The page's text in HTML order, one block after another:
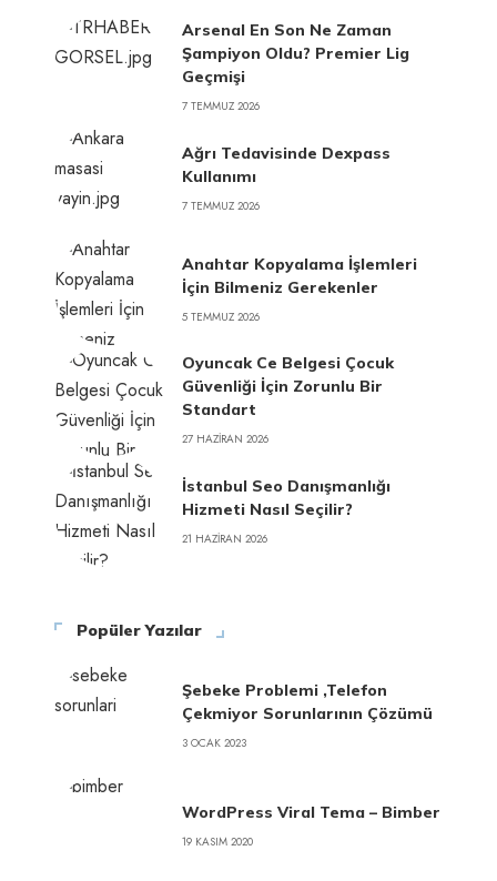
Arsenal En Son Ne Zaman
Şampiyon Oldu? Premier Lig
Geçmişi
7 TEMMUZ 2026
Ağrı Tedavisinde Dexpass
Kullanımı
7 TEMMUZ 2026
Anahtar Kopyalama İşlemleri
İçin Bilmeniz Gerekenler
5 TEMMUZ 2026
Oyuncak Ce Belgesi Çocuk
Güvenliği İçin Zorunlu Bir
Standart
27 HAZIRAN 2026
İstanbul Seo Danışmanlığı
Hizmeti Nasıl Seçilir?
21 HAZIRAN 2026
Popüler Yazılar
Şebeke Problemi ,Telefon
Çekmiyor Sorunlarının Çözümü
3 OCAK 2023
WordPress Viral Tema – Bimber
19 KASIM 2020